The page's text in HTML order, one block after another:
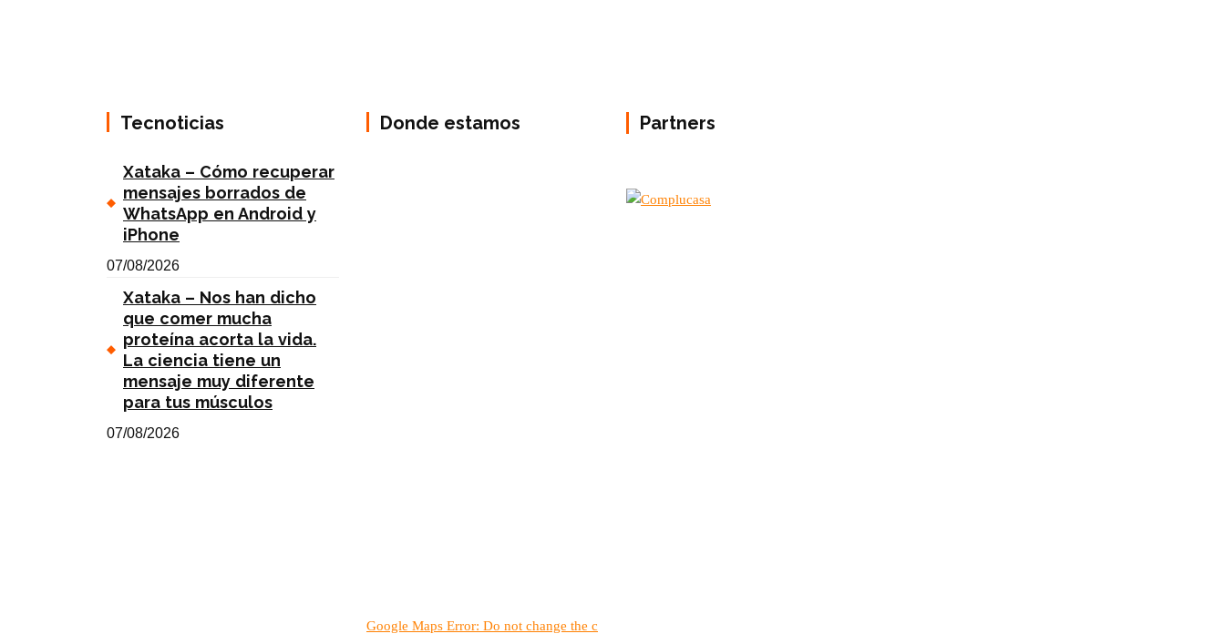
Tecnoticias
Xataka – Cómo recuperar
mensajes borrados de
WhatsApp en Android y
iPhone
07/08/2026
Xataka – Nos han dicho
que comer mucha
proteína acorta la vida.
La ciencia tiene un
mensaje muy diferente
para tus músculos
07/08/2026
Donde estamos
Google Maps Error: Do not change the c
Partners